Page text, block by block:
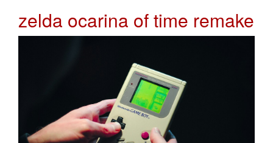
zelda ocarina of time remake